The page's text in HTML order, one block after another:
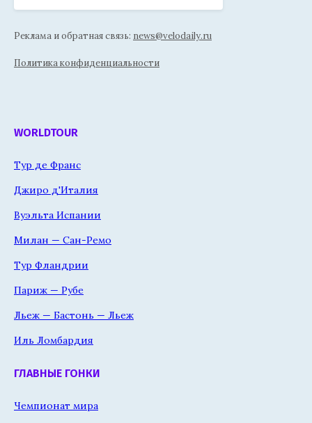
Реклама и обратная связь: news@velodaily.ru
Политика конфиденциальности
WORLDTOUR
Тур де Франс
Джиро д'Италия
Вуэльта Испании
Милан — Сан-Ремо
Тур Фландрии
Париж — Рубе
Льеж — Бастонь — Льеж
Иль Ломбардия
ГЛАВНЫЕ ГОНКИ
Чемпионат мира